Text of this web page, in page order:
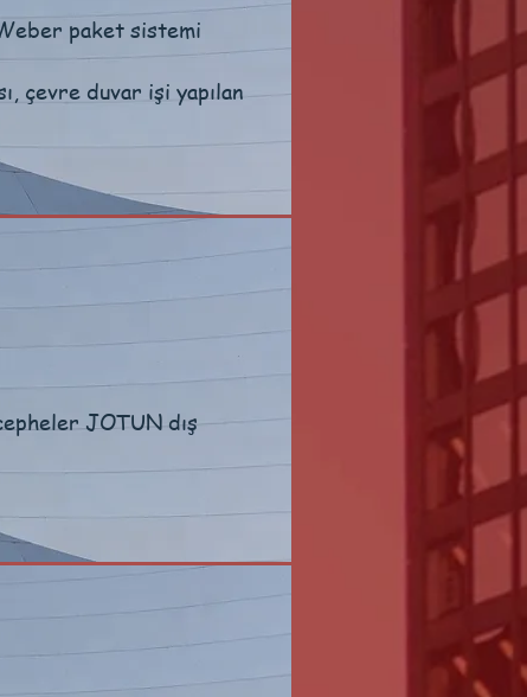
paket sistemi
çevre duvar işi yapılan
JOTUN dış